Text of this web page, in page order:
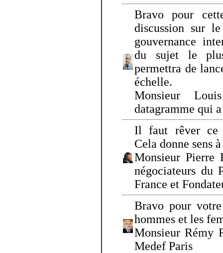
Bravo pour
discussion sur
gouvernance
du sujet le
permettra de
échelle.
Monsieur
datagramme qui
Il faut rêver ce
Cela donne sens
Monsieur Pierre
négociateurs du
France et
Bravo pour
hommes et les
Monsieur Rémy
Medef Paris